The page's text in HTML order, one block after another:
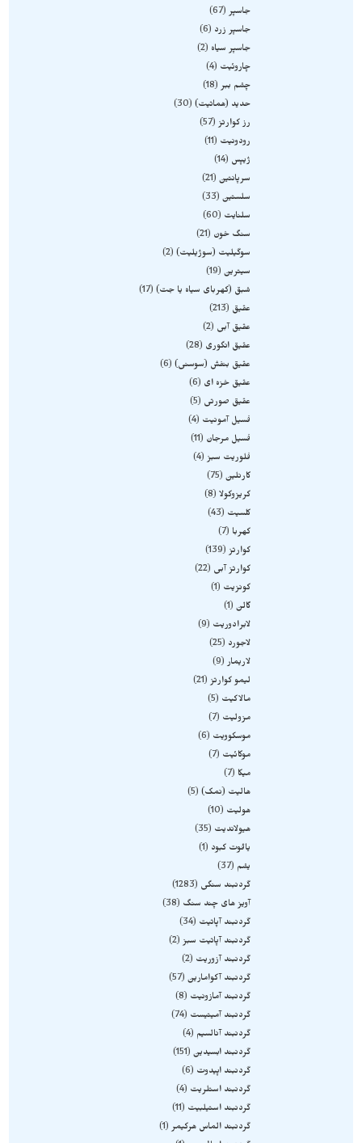
جاسپر
67
جاسپر زرد
6
جاسپر سیاه
2
چاروئیت
4
چشم ببر
18
حدید (هماتیت) 30
رز کوارتز
57
رودونیت
11
ژیپس
14
سرپانتین 21
سلستین 33
سلنایت
60
سنگ خون
21
سوگیلیت (سوژیلیت) 2
سیترین 19
شبق (کهربای سیاه یا جت) 17
عقیق
213
عقیق آبی
2
عقیق انگوری
28
عقیق بنفش (سوسنی) 6
عقیق خزه ای
6
عقیق صورتی
5
فسیل آمونیت
4
فسیل مرجان
11
فلوریت سبز
4
کارنلین 75
کریزوکولا 8
کلسیت
43
کهربا
7
کوارتز
139
کوارتز آبی
22
کونزیت
1
گالن 1
لابرادوریت
9
لاجورد
25
لاریمار
9
لیمو کوارتز
21
مالاکیت
5
مزولیت
7
موسکوویت
6
موکائیت
7
میکا
7
هالیت (نمک) 5
هولیت
10
هیولاندیت
35
یاقوت کبود
1
یشم
37
گردنبند سنگی
1283
آویز های چند سنگ
38
گردنبند آپاتیت
34
گردنبند آپاتیت سبز
2
گردنبند آزوریت
2
گردنبند آکوامارین 57
گردنبند آمازونیت
8
گردنبند آمیتیست
74
گردنبند آنالسیم
4
گردنبند ابسیدین 151
گردنبند اپیدوت
6
گردنبند استلریت
4
گردنبند استیلبیت
11
گردنبند الماس هرکیمر
1